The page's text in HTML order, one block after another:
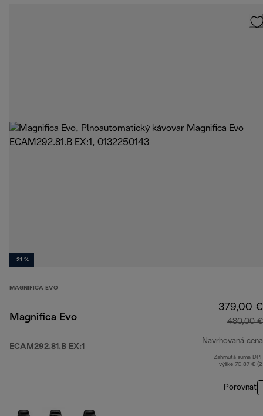
-21 %
MAGNIFICA EVO
Magnifica Evo
ECAM292.81.B EX:1
379,00 €
480,00 €
Navrhovaná cena
Zahrnutá suma
výške 70,87 €
Porovnať